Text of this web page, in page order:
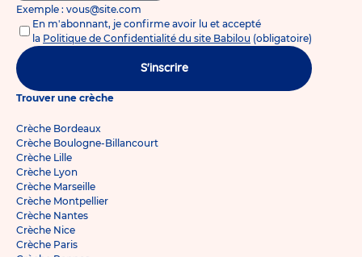
Exemple : vous@site.com
En m'abonnant, je confirme avoir lu et accepté
la Politique de Confidentialité du site Babilou (obligatoire)
S'inscrire
Trouver une crèche
Crèche Bordeaux
Crèche Boulogne-Billancourt
Crèche Lille
Crèche Lyon
Crèche Marseille
Crèche Montpellier
Crèche Nantes
Crèche Nice
Crèche Paris